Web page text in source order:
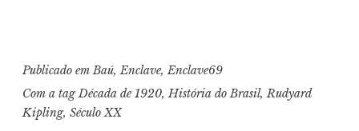
Publicado emBaú,Enclave,Enclave69
Com a tagDécada de 1920,História do Brasil, Rudyard
Kipling, Século XX